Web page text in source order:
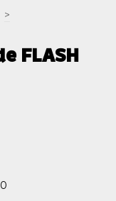
>
FLASH